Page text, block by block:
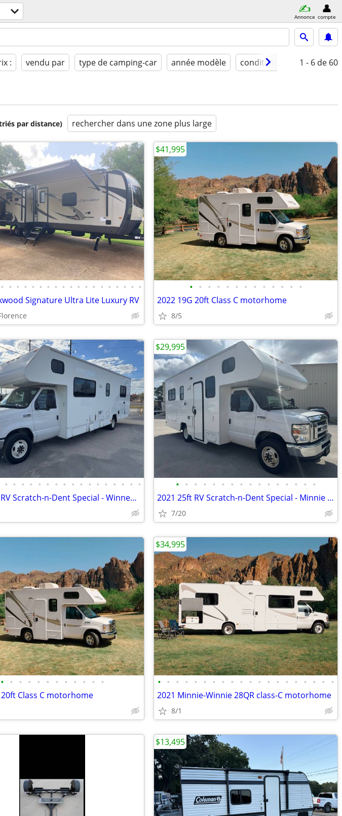
Annonce compte
: vendu par type de camping-car année modèle conditions 1 - 6 de 60
par distance) rechercher dans une zone plus large
• • • • • • • • • • • • • • • • • • •
Signature Ultra Lite Luxury RV
• • • • • • • • • • • • •
2022 19G 20ft Class C motorhome
8/5
$41,995
• • • • • • • • • • • • • • • • •
2021 30ft RV Scratch-n-Dent Special - Winnebago
• • • • • • • • • • • • • • • •
2021 25ft RV Scratch-n-Dent Special - Minnie Winnie
7/20
$29,995
• • • • • • • • • • • •
20ft Class C motorhome
• • • • • • • • • • • • • • • • • • • •
2021 Minnie-Winnie 28QR class-C motorhome
8/1
$34,995
$13,495